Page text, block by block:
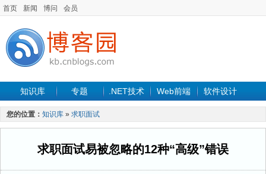
首页 新闻 博问 会员
知识库 专题 .NET技术 Web前端 软件设计
手机开发 软件工程
最新文章
您的位置： 知识库 » 求职面试
求职面试易被忽略的12种“高级”错误